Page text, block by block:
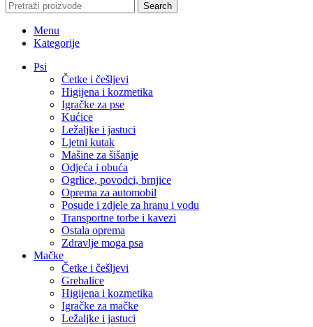
Search
Menu
Kategorije
Psi
Četke i češljevi
Higijena i kozmetika
Igračke za pse
Kućice
Ležaljke i jastuci
Ljetni kutak
Mašine za šišanje
Odjeća i obuća
Ogrlice, povodci, brnjice
Oprema za automobil
Posude i zdjele za hranu i vodu
Transportne torbe i kavezi
Ostala oprema
Zdravlje moga psa
Mačke
Četke i češljevi
Grebalice
Higijena i kozmetika
Igračke za mačke
Ležaljke i jastuci